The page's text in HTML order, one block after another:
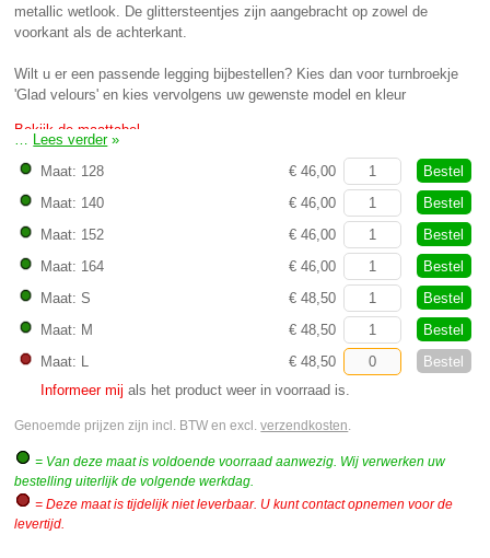
metallic wetlook. De glittersteentjes zijn aangebracht op zowel de
voorkant als de achterkant.
Wilt u er een passende legging bijbestellen? Kies dan voor turnbroekje
'Glad velours' en kies vervolgens uw gewenste model en kleur
Lees verder»
Bekijk de maattabel
Maat: 128 € 46,00
Bestel
Maat: 140
€ 46,00
Bestel
Maat: 152
€ 46,00
Bestel
Maat: 164
€ 46,00
Bestel
Maat: S
€ 48,50
Bestel
Maat: M
€ 48,50
Bestel
Maat: L
€ 48,50
Bestel
Informeer mij als het product weer in voorraad is.
Genoemde prijzen zijn incl. BTW en excl.verzendkosten
= Van deze maat is voldoende voorraad aanwezig. Wij verwerken uw
bestelling uiterlijk de volgende werkdag.
= Deze maat is tijdelijk niet leverbaar. U kunt contact opnemen voor de
levertijd.